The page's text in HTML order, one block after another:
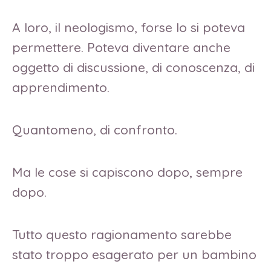
A loro, il neologismo, forse lo si poteva
permettere. Poteva diventare anche
oggetto di discussione, di conoscenza, di
apprendimento.
Quantomeno, di confronto.
Ma le cose si capiscono dopo, sempre
dopo.
Tutto questo ragionamento sarebbe
stato troppo esagerato per un bambino